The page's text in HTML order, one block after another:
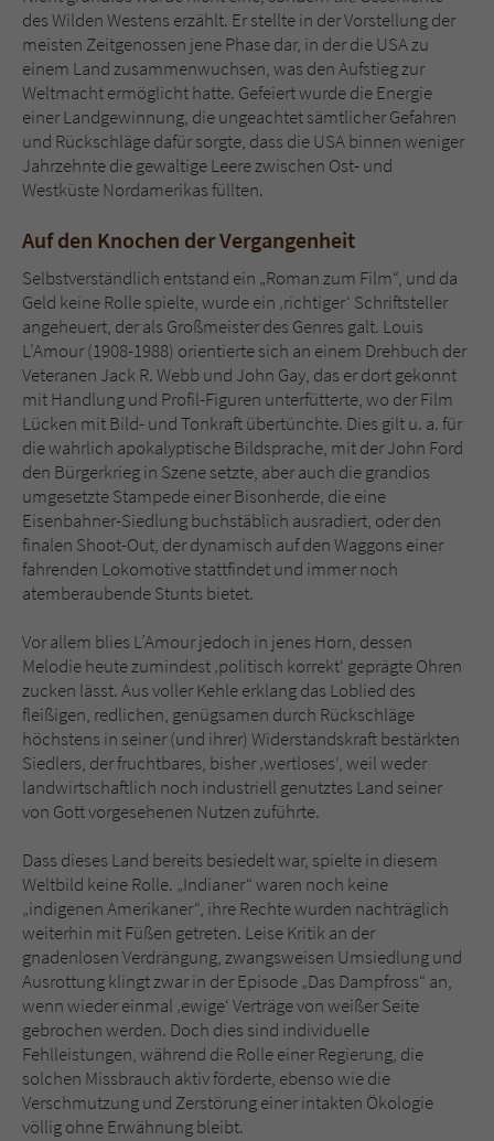
des Wilden Westens erzählt. Er stellte in der Vorstellung der
meisten Zeitgenossen jene Phase dar, in der die USA zu
einem Land zusammenwuchsen, was den Aufstieg zur
Weltmacht ermöglicht hatte. Gefeiert wurde die Energie
einer Landgewinnung, die ungeachtet sämtlicher Gefahren
und Rückschläge dafür sorgte, dass die USA binnen weniger
Jahrzehnte die gewaltige Leere zwischen Ost- und
Westküste Nordamerikas füllten.
Auf den Knochen der Vergangenheit
Selbstverständlich entstand ein „Roman zum Film“, und da
Geld keine Rolle spielte, wurde ein ‚richtiger‘ Schriftsteller
angeheuert, der als Großmeister des Genres galt. Louis
L’Amour (1908-1988) orientierte sich an einem Drehbuch der
Veteranen Jack R. Webb und John Gay, das er dort gekonnt
mit Handlung und Profil-Figuren unterfütterte, wo der Film
Lücken mit Bild- und Tonkraft übertünchte. Dies gilt u. a. für
die wahrlich apokalyptische Bildsprache, mit der John Ford
den Bürgerkrieg in Szene setzte, aber auch die grandios
umgesetzte Stampede einer Bisonherde, die eine
Eisenbahner-Siedlung buchstäblich ausradiert, oder den
finalen Shoot-Out, der dynamisch auf den Waggons einer
fahrenden Lokomotive stattfindet und immer noch
atemberaubende Stunts bietet.
Vor allem blies L’Amour jedoch in jenes Horn, dessen
Melodie heute zumindest ‚politisch korrekt‘ geprägte Ohren
zucken lässt. Aus voller Kehle erklang das Loblied des
fleißigen, redlichen, genügsamen durch Rückschläge
höchstens in seiner (und ihrer) Widerstandskraft bestärkten
Siedlers, der fruchtbares, bisher ‚wertloses‘, weil weder
landwirtschaftlich noch industriell genutztes Land seiner
von Gott vorgesehenen Nutzen zuführte.
Dass dieses Land bereits besiedelt war, spielte in diesem
Weltbild keine Rolle. „Indianer“ waren noch keine
„indigenen Amerikaner“, ihre Rechte wurden nachträglich
weiterhin mit Füßen getreten. Leise Kritik an der
gnadenlosen Verdrängung, zwangsweisen Umsiedlung und
Ausrottung klingt zwar in der Episode „Das Dampfross“ an,
wenn wieder einmal ‚ewige‘ Verträge von weißer Seite
gebrochen werden. Doch dies sind individuelle
Fehlleistungen, während die Rolle einer Regierung, die
solchen Missbrauch aktiv förderte, ebenso wie die
Verschmutzung und Zerstörung einer intakten Ökologie
völlig ohne Erwähnung bleibt.